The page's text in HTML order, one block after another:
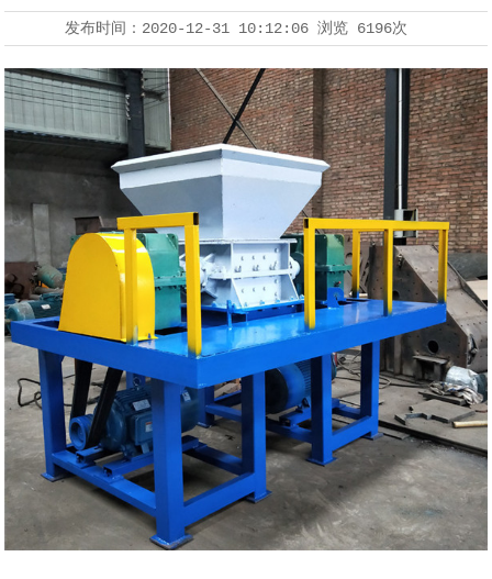
发布时间： 2020-12-31 10:12:06浏览 6196次